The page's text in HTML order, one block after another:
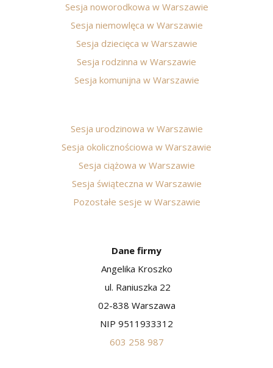
Sesja noworodkowa w Warszawie
Sesja niemowlęca w Warszawie
Sesja dziecięca w Warszawie
Sesja rodzinna w Warszawie
Sesja komunijna w Warszawie
Sesja urodzinowa w Warszawie
Sesja okolicznościowa w Warszawie
Sesja ciążowa w Warszawie
Sesja świąteczna w Warszawie
Pozostałe sesje w Warszawie
Dane firmy
Angelika Kroszko
ul. Raniuszka 22
02-838 Warszawa
NIP 9511933312
603 258 987